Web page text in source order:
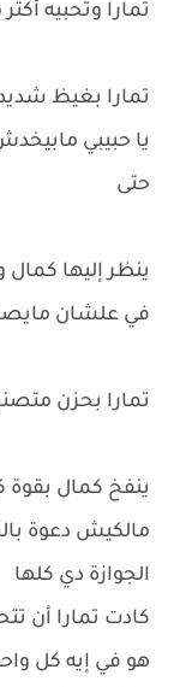
تمارا وتحبيه أكتر
تمارا بغيظ شديد:
يا حبيبي
حتى
ينظر إليها
في علشان
تمارا بحزن
ينفخ كمال بقوة
مالكيش دعوة
الجوازة دي كلها
كادت تمارا أن
هو في إيه كل